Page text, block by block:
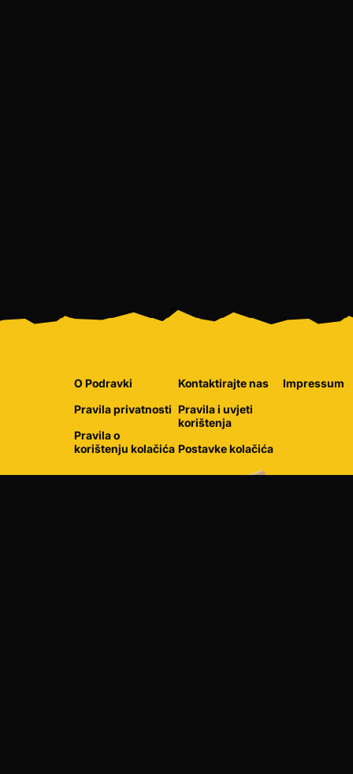
O Podravki
Pravila privatnosti
Pravila o
korištenju kolačića
Kontaktirajte nas
Pravila i uvjeti
korištenja
Postavke kolačića
Impressum